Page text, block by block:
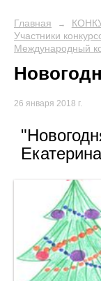
Главная →
Участники
Международный
26 января 2018 г.
Екатерина